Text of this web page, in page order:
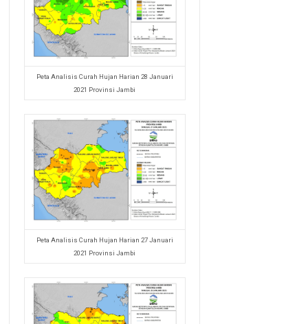
Peta Analisis Curah Hujan Harian 28 Januari
2021 Provinsi Jambi
Peta Analisis Curah Hujan Harian 27 Januari
2021 Provinsi Jambi